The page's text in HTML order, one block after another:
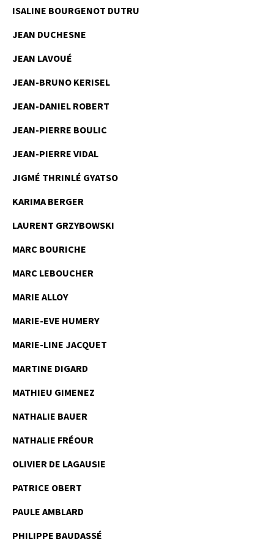
ISALINE BOURGENOT DUTRU
JEAN DUCHESNE
JEAN LAVOUÉ
JEAN-BRUNO KERISEL
JEAN-DANIEL ROBERT
JEAN-PIERRE BOULIC
JEAN-PIERRE VIDAL
JIGMÉ THRINLÉ GYATSO
KARIMA BERGER
LAURENT GRZYBOWSKI
MARC BOURICHE
MARC LEBOUCHER
MARIE ALLOY
MARIE-EVE HUMERY
MARIE-LINE JACQUET
MARTINE DIGARD
MATHIEU GIMENEZ
NATHALIE BAUER
NATHALIE FRÉOUR
OLIVIER DE LAGAUSIE
PATRICE OBERT
PAULE AMBLARD
PHILIPPE BAUDASSÉ